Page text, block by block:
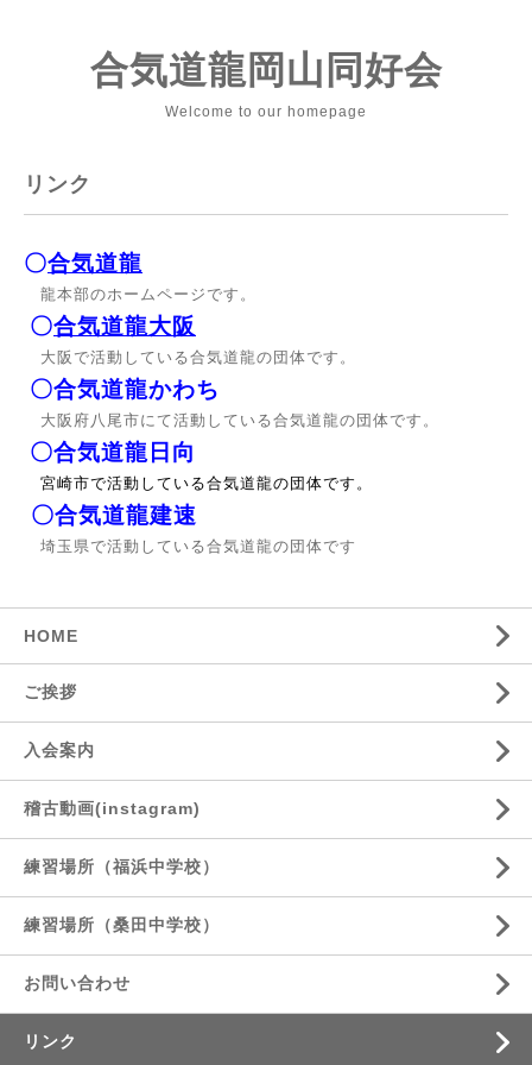
合気道龍岡山同好会
Welcome to our homepage
リンク
〇合気道龍
龍本部のホームページです。
〇合気道龍大阪
大阪で活動している合気道龍の団体です。
〇合気道龍かわち
大阪府八尾市にて活動している合気道龍の団体です。
〇合気道龍日向
宮崎市で活動している合気道龍の団体です。
〇合気道龍建速
埼玉県で活動している合気道龍の団体です
HOME
ご挨拶
入会案内
稽古動画(instagram)
練習場所（福浜中学校）
練習場所（桑田中学校）
お問い合わせ
リンク